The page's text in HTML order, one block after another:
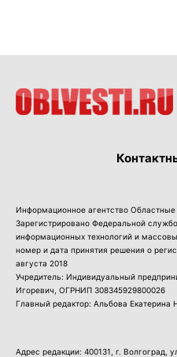
Информационное агентство Областные
Зарегистрировано Федеральной
информационных технологий и
номер и дата принятия решения о
августа 2018
Учредитель: Индивидуальный
Игоревич, ОГРНИП 308345929800026
Главный редактор: Альбова Екатерина
Адрес редакции: 400131, г. Волгоград,